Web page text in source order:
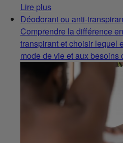
Lire plus
Déodorant ou anti-
Comprendre la différence
transpirant et choisir lequel
mode de vie et aux besoins